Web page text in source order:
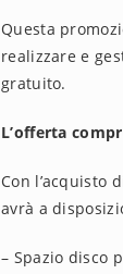
Questa
realizzare e
gratuito.
L’offerta
Con l’acquisto
avrà a
– Spazio disco